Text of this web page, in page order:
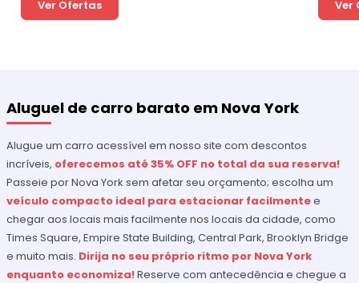
Ver Ofertas Ver
Aluguel de carro barato em Nova York
Alugue um carro acessível em nosso site com descontos
incríveis, oferecemos até 35% OFF no total da sua reserva!
Passeie por Nova York sem afetar seu orçamento; escolha um
veículo compacto ideal para estacionar facilmentee
chegar aos locais mais facilmente nos locais da cidade, como
Times Square, Empire State Building, Central Park, Brooklyn Bridge
e muito mais. Dirija no seu próprio ritmo por Nova York
enquanto economiza!Reserve com antecedência e chegue a